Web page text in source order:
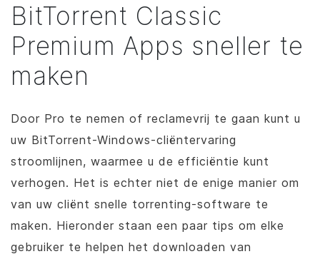
BitTorrent Classic
Premium Apps sneller te
maken
Door Pro te nemen of reclamevrij te gaan kunt u
uw BitTorrent-Windows-cliëntervaring
stroomlijnen, waarmee u de efficiëntie kunt
verhogen. Het is echter niet de enige manier om
van uw cliënt snelle torrenting-software te
maken. Hieronder staan een paar tips om elke
gebruiker te helpen het downloaden van